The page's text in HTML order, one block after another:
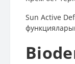
Sun Active